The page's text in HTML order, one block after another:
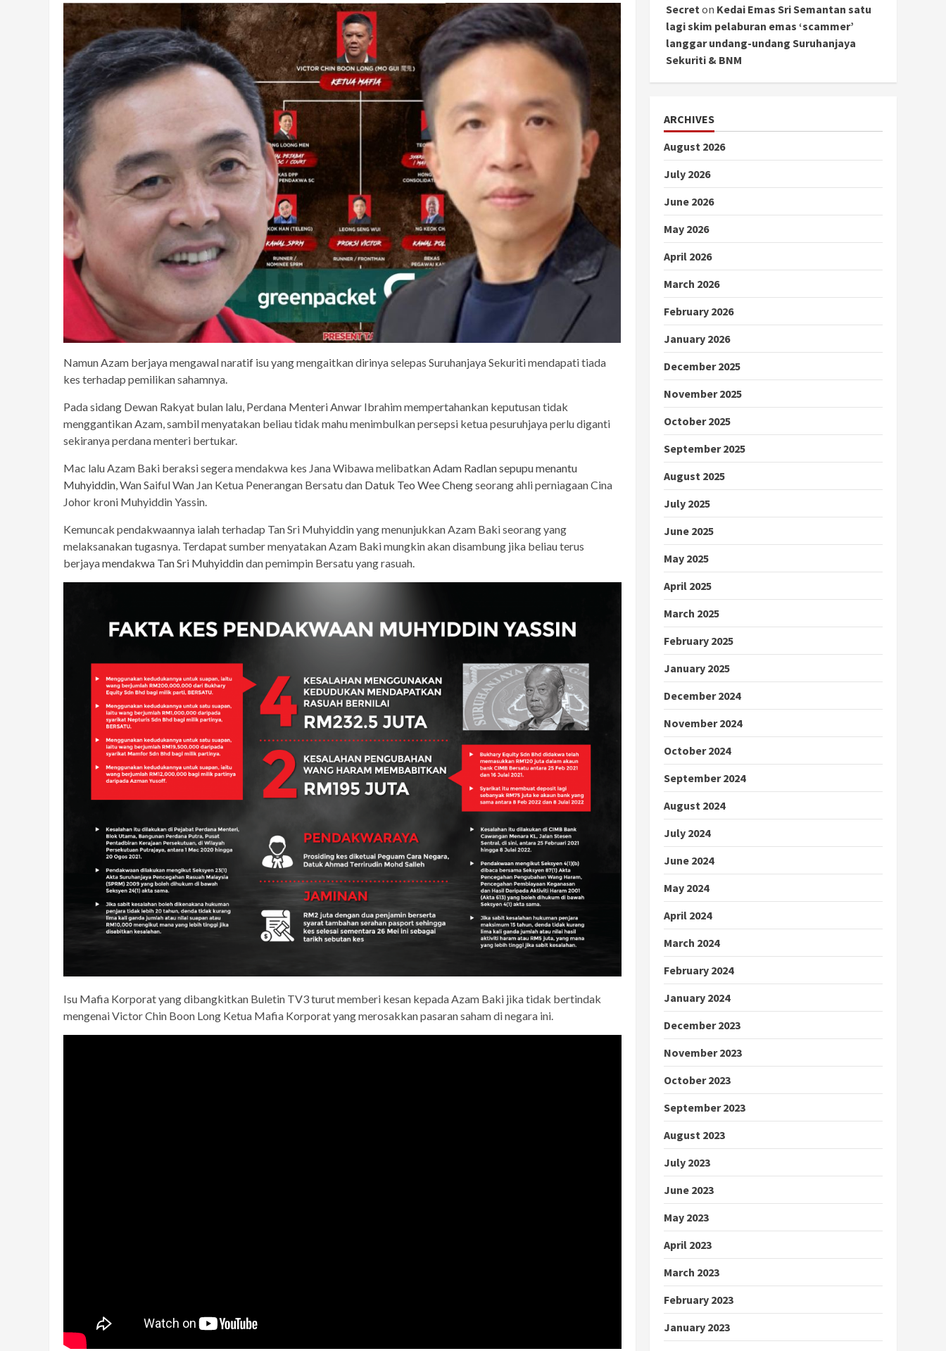
Namun Azam berjaya mengawal naratif isu yang mengaitkan dirinya selepas Suruhanjaya Sekuriti mendapati tiada
kes terhadap pemilikan sahamnya.
Pada sidang Dewan Rakyat bulan lalu, Perdana Menteri Anwar Ibrahim mempertahankan keputusan tidak
menggantikan Azam, sambil menyatakan beliau tidak mahu menimbulkan persepsi ketua pesuruhjaya perlu diganti
sekiranya perdana menteri bertukar.
Mac lalu Azam Baki beraksi segera mendakwa kes Jana Wibawa melibatkan Adam Radlan sepupu menantu
Muhyiddin , Wan Saiful Wan Jan Ketua Penerangan Bersatu dan Datuk Teo Wee Chengseorang ahli perniagaan Cina
Johor kroni Muhyiddin Yassin.
Kemuncak pendakwaannya ialah terhadap Tan Sri Muhyiddin yang menunjukkan Azam Baki seorang yang
melaksanakan tugasnya. Terdapat sumber menyatakan Azam Baki mungkin akan disambung jika beliau terus
berjayamendakwa Tan Sri Muhyiddindan pemimpin Bersatu yang rasuah.
Isu Mafia Korporat yang dibangkitkan Buletin TV3 turut memberi kesan kepada Azam Baki jika tidak bertindak
mengenai Victor Chin Boon Long Ketua Mafia Korporat yang merosakkan pasaran saham di negara ini.
Secret on Kedai Emas Sri Semantan satu
lagi skim pelaburan emas ‘scammer’
langgar undang-undang Suruhanjaya
Sekuriti & BNM
ARCHIVES
August 2026
July 2026
June 2026
May 2026
April 2026
March 2026
February 2026
January 2026
December 2025
November 2025
October 2025
September 2025
August 2025
July 2025
June 2025
May 2025
April 2025
March 2025
February 2025
January 2025
December 2024
November 2024
October 2024
September 2024
August 2024
July 2024
June 2024
May 2024
April 2024
March 2024
February 2024
January 2024
December 2023
November 2023
October 2023
September 2023
August 2023
July 2023
June 2023
May 2023
April 2023
March 2023
February 2023
January 2023